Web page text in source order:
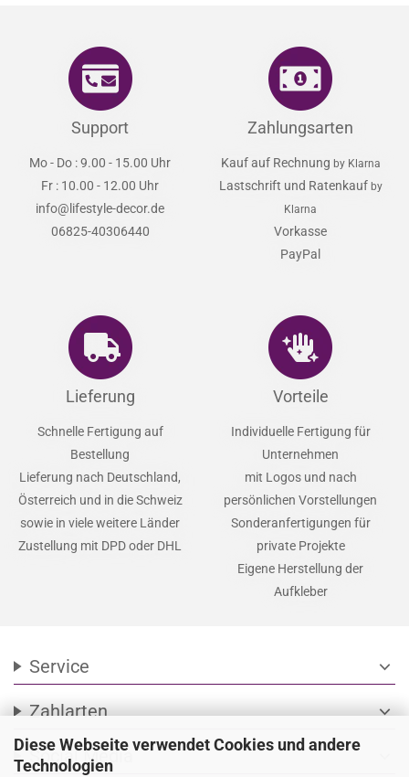
Diese Webseite verwendet Cookies und andere
Technologien
Support
Mo - Do : 9.00 - 15.00 Uhr
Fr : 10.00 - 12.00 Uhr
info@lifestyle-decor.de
06825-40306440
Zahlungsarten
Kauf auf Rechnung by Klarna
Lastschrift und Ratenkauf by
Klarna
Vorkasse
PayPal
Lieferung
Schnelle Fertigung auf
Bestellung
Lieferung nach Deutschland,
Österreich und in die Schweiz
sowie in viele weitere Länder
Zustellung mit DPD oder DHL
Vorteile
Individuelle Fertigung für
Unternehmen
mit Logos und nach
persönlichen Vorstellungen
Sonderanfertigungen für
private Projekte
Eigene Herstellung der
Aufkleber
Service expand_more
Zahlarten expand_more
Social Media